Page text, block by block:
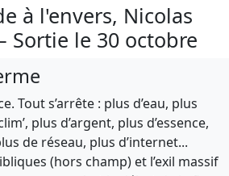
à l'envers, Nicolas
Sortie le 30 octobre
Tout s’arrête : plus d’eau, plus
plus d’argent, plus d’essence,
de réseau, plus d’internet...
(hors champ) et l’exil massif